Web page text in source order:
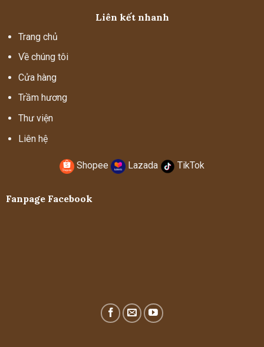
Liên kết nhanh
Trang chủ
Về chúng tôi
Cửa hàng
Trầm hương
Thư viện
Liên hệ
Shopee Lazada TikTok
Fanpage Facebook